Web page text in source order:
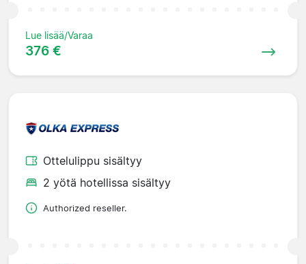
Lue lisää/Varaa
376 €
Ottelulippu sisältyy
2 yötä hotellissa sisältyy
Authorized reseller.